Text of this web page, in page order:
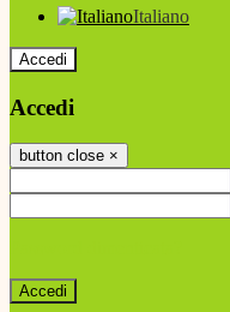
Italiano
Accedi
Accedi
button close ×